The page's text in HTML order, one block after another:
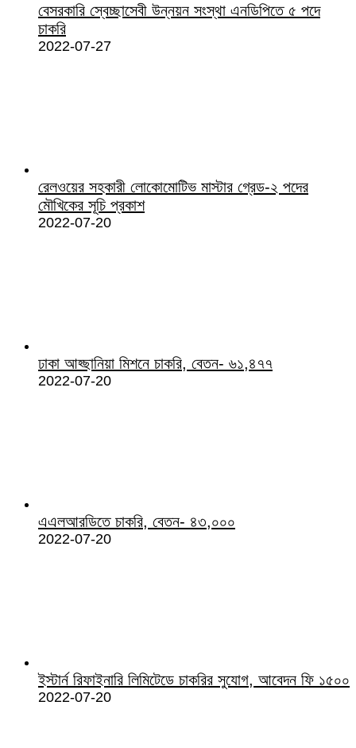
বেসরকারি স্বেচ্ছাসেবী উন্নয়ন সংস্থা এনডিপিতে ৫ পদে
চাকরি
2022-07-27
রেলওয়ের সহকারী লোকোমোটিভ মাস্টার গ্রেড-২ পদের
মৌখিকের সূচি প্রকাশ
2022-07-20
ঢাকা আহ্ছানিয়া মিশনে চাকরি, বেতন- ৬১,৪৭৭
2022-07-20
এএলআরডিতে চাকরি, বেতন- ৪৩,০০০
2022-07-20
ইস্টার্ন রিফাইনারি লিমিটেডে চাকরির সুযোগ, আবেদন ফি ১৫০০
2022-07-20